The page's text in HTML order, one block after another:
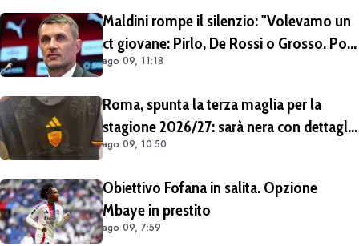
Maldini rompe il silenzio: "Volevamo un
ct giovane: Pirlo, De Rossi o Grosso. Poi
Malagò mi ha detto: «Pirlo non si può
ago 09, 11:18
Roma, spunta la terza maglia per la
stagione 2026/27: sarà nera con dettagli
giallorossi
ago 09, 10:50
Obiettivo Fofana in salita. Opzione
Mbaye in prestito
ago 09, 7:59